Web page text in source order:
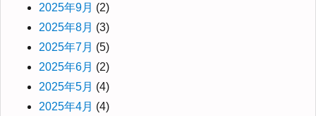
2025年9月 (2)
2025年8月 (3)
2025年7月 (5)
2025年6月 (2)
2025年5月 (4)
2025年4月 (4)